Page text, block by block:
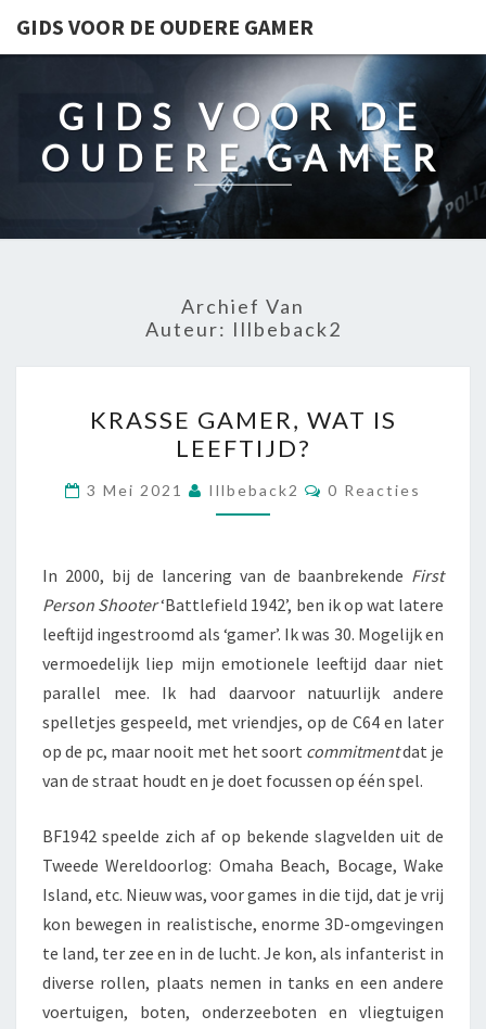
GIDS VOOR DE OUDERE GAMER
GIDS VOOR DE
OUDERE GAMER
Archief Van
Auteur: Illbeback2
GAMER,
WAT
IS
LEEFTIJD?
KRASSE GAMER, WAT IS
LEEFTIJD?
3 Mei 2021 Illbeback2 Reacties
0 Reacties
In 2000, bij de lancering van de baanbrekende First
Person Shooter‘Battlefield 1942’, ben ik op wat latere
leeftijd ingestroomd als ‘gamer’. Ik was 30. Mogelijk en
vermoedelijk liep mijn emotionele leeftijd daar niet
parallel mee. Ik had daarvoor natuurlijk andere
spelletjes gespeeld, met vriendjes, op de C64 en later
op de pc, maar nooit met het soort commitmentdat je
van de straat houdt en je doet focussen op één spel.
BF1942 speelde zich af op bekende slagvelden uit de
Tweede Wereldoorlog: Omaha Beach, Bocage, Wake
Island, etc. Nieuw was, voor games in die tijd, dat je vrij
kon bewegen in realistische, enorme 3D-omgevingen
te land, ter zee en in de lucht. Je kon, als infanterist in
diverse rollen, plaats nemen in tanks en een andere
voertuigen, boten, onderzeeboten en vliegtuigen